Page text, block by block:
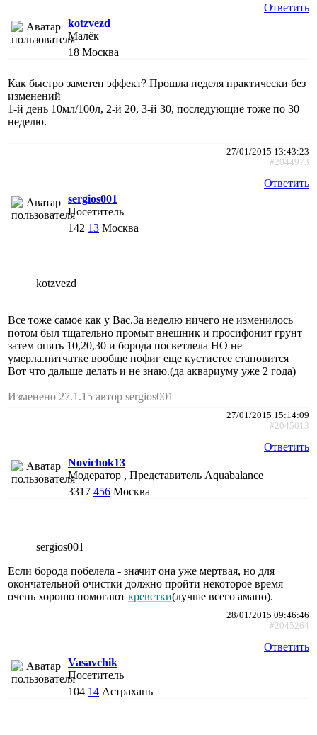
Ответить
kotzvezd
Малёк
18 Москва
Как быстро заметен эффект? Прошла неделя практически без
изменений
1-й день 10мл/100л, 2-й 20, 3-й 30, последующие тоже по 30
неделю.
27/01/2015 13:43:23
#2044973
Ответить
sergios001
Посетитель
142 13 Москва
kotzvezd
Все тоже самое как у Вас.За неделю ничего не изменилось
потом был тщательно промыт внешник и просифонит грунт
затем опять 10,20,30 и борода посветлела НО не
умерла.нитчатке вообще пофиг еще кустистее становится
Вот что дальше делать и не знаю.(да аквариуму уже 2 года)
Изменено 27.1.15 автор sergios001
27/01/2015 15:14:09
#2045013
Ответить
Novichok13
Модератор , Представитель Aquabalance
3317 456 Москва
sergios001
Если борода побелела - значит она уже мертвая, но для
окончательной очистки должно пройти некоторое время
очень хорошо помогают креветки(лучше всего амано).
28/01/2015 09:46:46
#2045264
Ответить
Vasavchik
Посетитель
104 14 Астрахань